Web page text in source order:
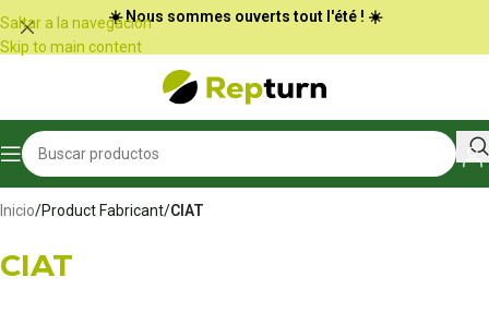
Panel de gestión de cookies
Saltar a la navegación
Skip to main content
☀️ Nous sommes ouverts tout l'été ! ☀️
Inicio/Product Fabricant/CIAT
CIAT